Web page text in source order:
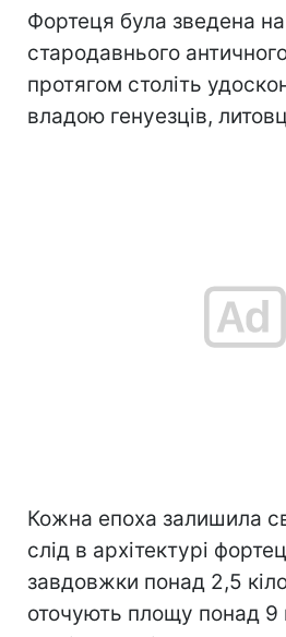
Фортеця була зведена
стародавнього
протягом століть
владою генуезців,
Кожна епоха залишила
слід в архітектурі
завдовжки понад 2,5
оточують площу понад 9